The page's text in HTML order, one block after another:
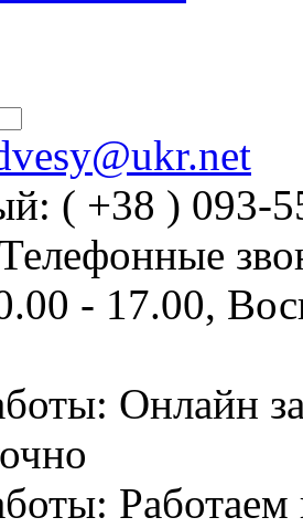
( +38 ) 093-
- 17.00,
Онлайн
Работаем